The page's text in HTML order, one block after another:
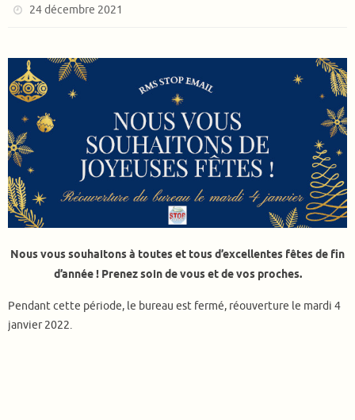
24 décembre 2021
Nous vous souhaitons à toutes et tous d’excellentes fêtes de fin
d’année ! Prenez soin de vous et de vos proches.
Pendant cette période, le bureau est fermé, réouverture le mardi 4
janvier 2022.